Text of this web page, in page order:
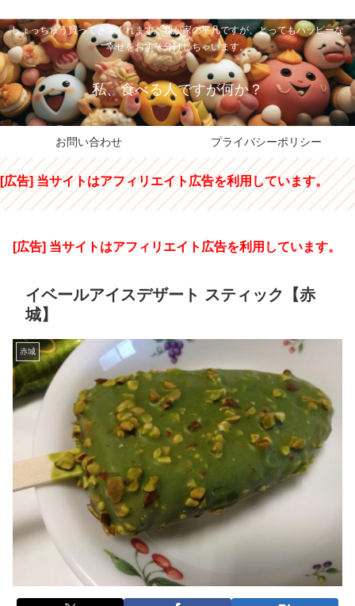
しょっちゅう買ってきてくれます。我が家の平凡ですが、とってもハッピーな
幸せをおすそ分けしちゃいます。
私、食べる人ですが何か？
お問い合わせ プライバシーポリシー
[広告] 当サイトはアフィリエイト広告を利用しています。
[広告] 当サイトはアフィリエイト広告を利用しています。
イベールアイスデザート スティック【赤
城】
赤城